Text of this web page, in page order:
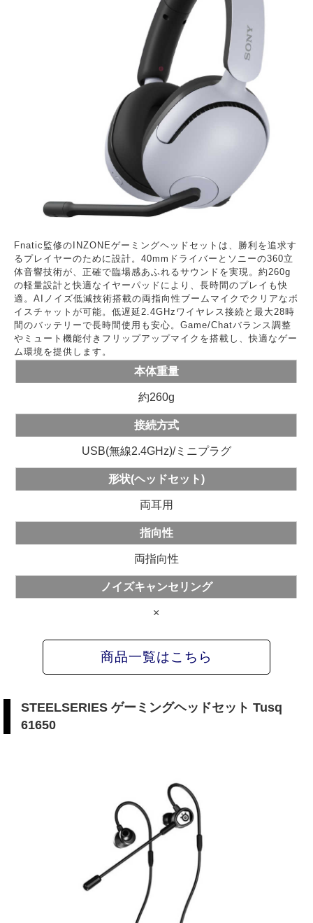
Fnatic監修のINZONEゲーミングヘッドセットは、勝利を追求す
るプレイヤーのために設計。40mmドライバーとソニーの360立
体音響技術が、正確で臨場感あふれるサウンドを実現。約260g
の軽量設計と快適なイヤーパッドにより、長時間のプレイも快
適。AIノイズ低減技術搭載の両指向性ブームマイクでクリアなボ
イスチャットが可能。低遅延2.4GHzワイヤレス接続と最大28時
間のバッテリーで長時間使用も安心。Game/Chatバランス調整
やミュート機能付きフリップアップマイクを搭載し、快適なゲー
ム環境を提供します。
本体重量
約260g
接続方式
USB(無線2.4GHz)/ミニプラグ
形状(ヘッドセット)
両耳用
指向性
両指向性
ノイズキャンセリング
×
商品一覧はこちら
STEELSERIES ゲーミングヘッドセット Tusq
61650